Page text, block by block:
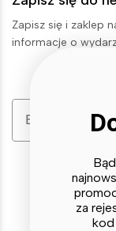
Zapisz się i zaklep
informacje o
Email
za
kod